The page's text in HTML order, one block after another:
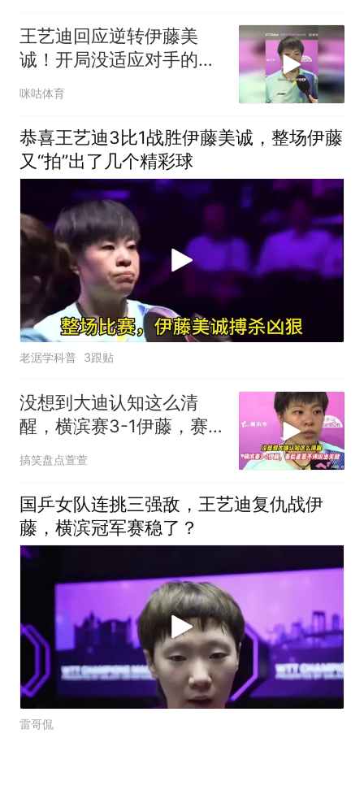
王艺迪回应逆转伊藤美
诚！开局没适应对手的旋
转，及时调整节奏找回了
咪咕体育
恭喜王艺迪3比1战胜伊藤美诚，整场伊藤
又“拍”出了几个精彩球
老涺学科普 3跟贴
没想到大迪认知这么清
醒，横滨赛3-1伊藤，赛
后直言不讳说出关键
搞笑盘点萱萱
国乒女队连挑三强敌，王艺迪复仇战伊
藤，横滨冠军赛稳了？
雷哥侃